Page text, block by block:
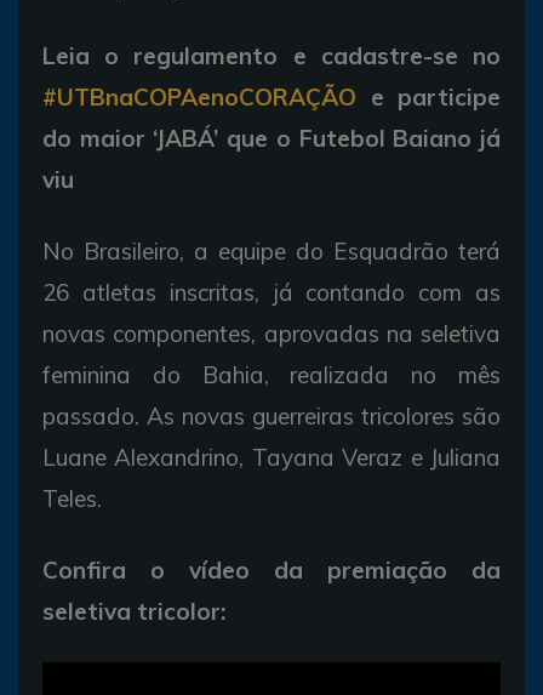
Leia o regulamento e cadastre-se no
#UTBnaCOPAenoCORAÇÃO e participe
do maior ‘JABÁ’ que o Futebol Baiano já
viu
No Brasileiro, a equipe do Esquadrão terá
26 atletas inscritas, já contando com as
novas componentes, aprovadas na seletiva
feminina do Bahia, realizada no mês
passado. As novas guerreiras tricolores são
Luane Alexandrino, Tayana Veraz e Juliana
Teles.
Confira o vídeo da premiação da
seletiva tricolor: